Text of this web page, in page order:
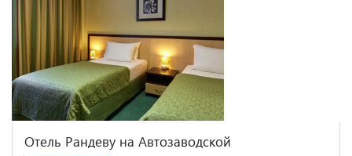
Отель Рандеву на Автозаводской